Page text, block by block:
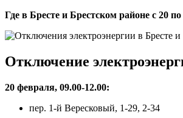
Где в Бресте и Брестском районе с 20
Отключение
20 февраля, 09.00-12.00:
пер. 1-й Вересковый, 1-29, 2-34